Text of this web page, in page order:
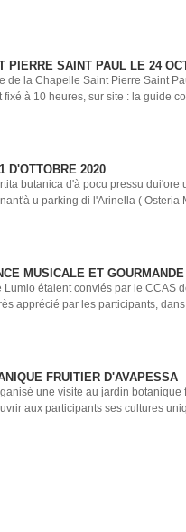
SAINT PAUL LE 24
de la Chapelle Saint Pierre Saint
à 10 heures, sur site : la guide
D'OTTOBRE 2020
butanica d'à pocu pressu dui'ore
u parking di l'Arinella ( Osteria
MUSICALE ET GOURMANDE
étaient conviés par le CCAS
apprécié par les participants,
FRUITIER D'AVAPESSA
une visite au jardin botanique
aux participants ses cultures